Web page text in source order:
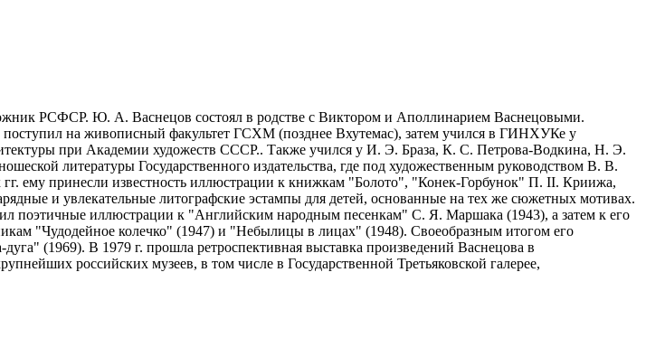
РСФСР. Ю. А. Васнецов состоял в родстве с Виктором и Аполлинарием Васнецовыми.
на живописный факультет ГСХМ (позднее Вхутемас), затем учился в ГИНХУКе у
при Академии художеств СССР.. Также учился у И. Э. Браза, К. С. Петрова-Водкина, Н. Э.
литературы Государственного издательства, где под художественным руководством В. В.
гг. ему принесли известность иллюстрации к книжкам "Болото", "Конек-Горбунок" П. II. Криижа,
и увлекательные литографские эстампы для детей, основанные на тех же сюжетных мотивах.
поэтичные иллюстрации к "Английским народным песенкам" С. Я. Маршака (1943), а затем к его
"Чудодейное колечко" (1947) и "Небылицы в лицах" (1948). Своеобразным итогом его
(1969). В 1979 г. прошла ретроспективная выставка произведений Васнецова в
российских музеев, в том числе в Государственной Третьяковской галерее,